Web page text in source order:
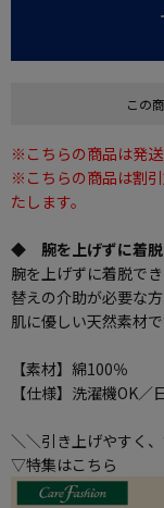
この
※こちらの商品は発送
※こちらの商品は割
たします。
◆ 腕を上げずに着
腕を上げずに着脱で
替えの介助が必要な
肌に優しい天然素材で
【素材】綿100％
【仕様】洗濯機OK／
＼＼引き上げやすく
▽特集はこちら